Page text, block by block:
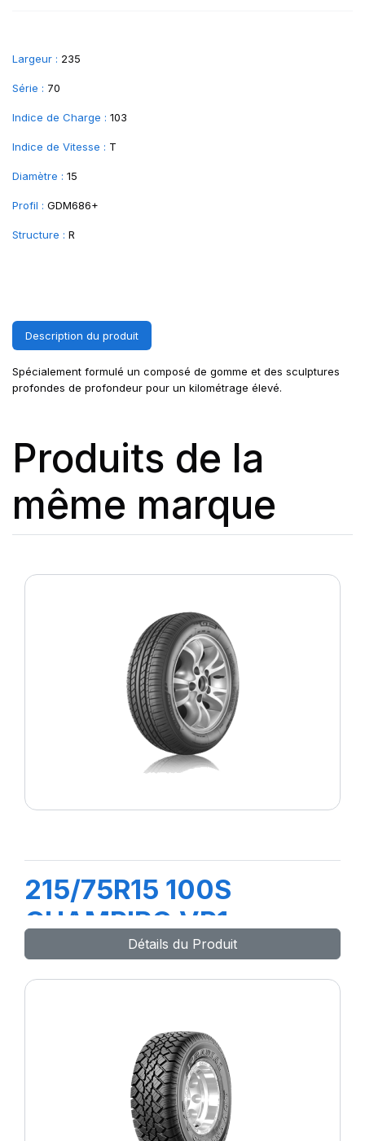
Largeur : 235
Série : 70
Indice de Charge : 103
Indice de Vitesse : T
Diamètre : 15
Profil : GDM686+
Structure : R
Description du produit
Spécialement formulé un composé de gomme et des sculptures
profondes de profondeur pour un kilométrage élevé.
Produits de la
même marque
215/75R15 100S
CHAMPIRO VP1
Détails du Produit